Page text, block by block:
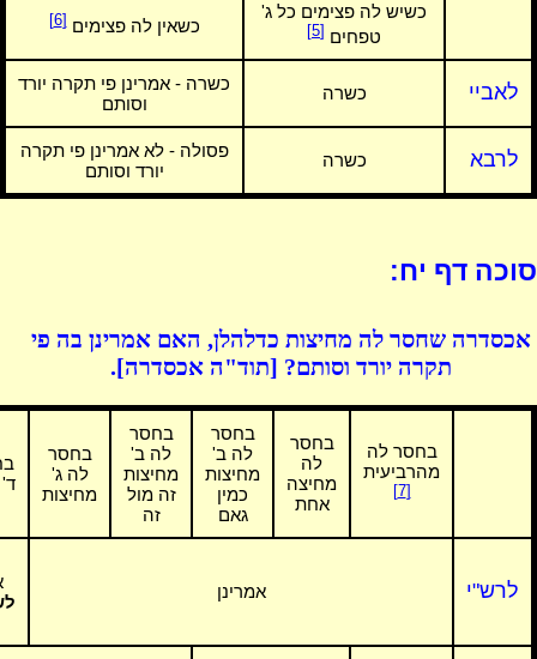
כשיש לה פצימים כל ג'
טפחים [5] כשאין לה פצימים[6]
לאביי כשרה
כשרה - אמרינן פי תקרה יורד
וסותם
לרבא כשרה
פסולה - לא אמרינן פי תקרה
יורד וסותם
סוכה דף יח:
אכסדרה שחסר לה מחיצות כדלהלן, האם אמרינן בה פי
תקרה יורד וסותם? [תוד"ה אכסדרה].
בחסר לה
מהרביעית
[7]
בחסר
לה
מחיצה
אחת
בחסר
לה ב'
מחיצות
כמין
גאם
בחסר
לה ב'
מחיצות
זה מול
זה
בחסר
לה ג'
מחיצות
לרש"י אמרינן